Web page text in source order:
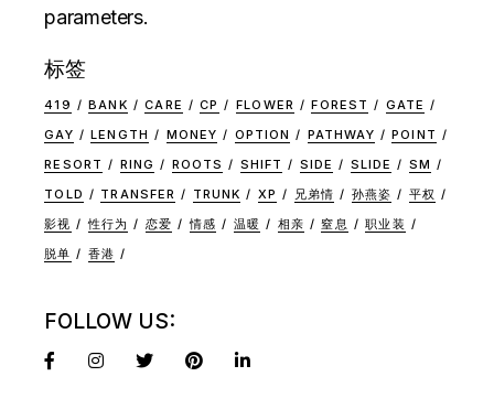
parameters.
标签
419 BANK CARE CP FLOWER FOREST
GATE
GAY
LENGTH MONEY OPTION PATHWAY
POINT
RESORT
RING ROOTS SHIFT SIDE SLIDE
SM
TOLD
TRANSFER TRUNK XP 兄弟情 孙燕姿
平权
影视
性行为 恋爱 情感 温暖 相亲 窒息
职业装
脱单
香港
FOLLOW US: